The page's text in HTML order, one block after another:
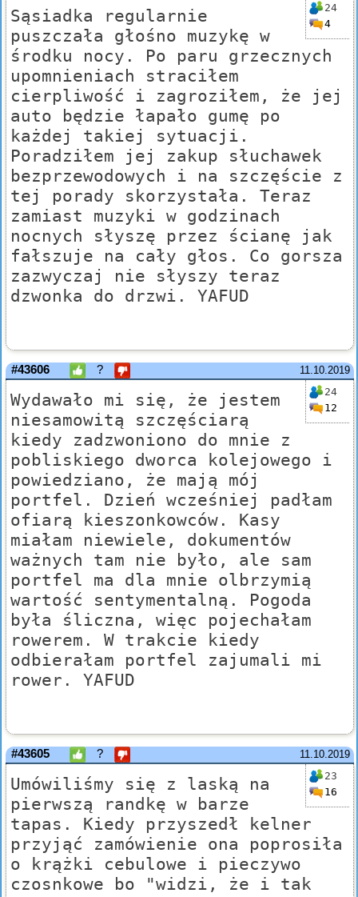
24
4
Sąsiadka regularnie
puszczała głośno muzykę w
środku nocy. Po paru grzecznych
upomnieniach straciłem
cierpliwość i zagroziłem, że jej
auto będzie łapało gumę po
każdej takiej sytuacji.
Poradziłem jej zakup słuchawek
bezprzewodowych i na szczęście z
tej porady skorzystała. Teraz
zamiast muzyki w godzinach
nocnych słyszę przez ścianę jak
fałszuje na cały głos. Co gorsza
zazwyczaj nie słyszy teraz
dzwonka do drzwi. YAFUD
11.10.2019
#43606 ?
24
12
Wydawało mi się, że jestem
niesamowitą szczęściarą
kiedy zadzwoniono do mnie z
pobliskiego dworca kolejowego i
powiedziano, że mają mój
portfel. Dzień wcześniej padłam
ofiarą kieszonkowców. Kasy
miałam niewiele, dokumentów
ważnych tam nie było, ale sam
portfel ma dla mnie olbrzymią
wartość sentymentalną. Pogoda
była śliczna, więc pojechałam
rowerem. W trakcie kiedy
odbierałam portfel zajumali mi
rower. YAFUD
11.10.2019
#43605 ?
23
16
Umówiliśmy się z laską na
pierwszą randkę w barze
tapas. Kiedy przyszedł kelner
przyjąć zamówienie ona poprosiła
o krążki cebulowe i pieczywo
czosnkowe bo "widzi, że i tak